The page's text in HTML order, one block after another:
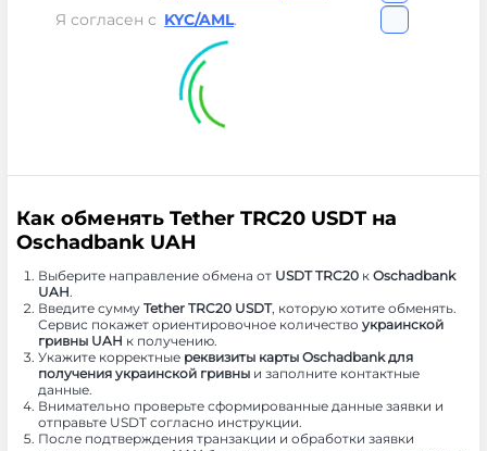
Я согласен с KYC/AML.
Как обменять Tether TRC20 USDT на
Oschadbank UAH
Выберите направление обмена от USDT TRC20к Oschadbank
UAH.
Введите сумму Tether TRC20 USDT, которую хотите обменять.
Сервис покажет ориентировочное количество украинской
гривны UAH к получению.
Укажите корректные реквизиты карты Oschadbank для
получения украинской гривныи заполните контактные
данные.
Внимательно проверьте сформированные данные заявки и
отправьте USDT согласно инструкции.
После подтверждения транзакции и обработки заявки